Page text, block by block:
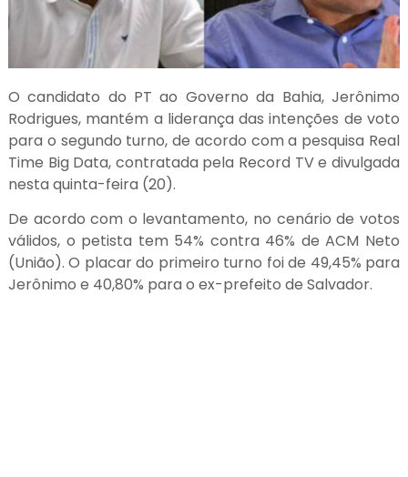
O candidato do PT ao Governo da Bahia, Jerônimo
Rodrigues, mantém a liderança das intenções de voto
para o segundo turno, de acordo com a pesquisa Real
Time Big Data, contratada pela Record TV e divulgada
nesta quinta-feira (20).
De acordo com o levantamento, no cenário de votos
válidos, o petista tem 54% contra 46% de ACM Neto
(União). O placar do primeiro turno foi de 49,45% para
Jerônimo e 40,80% para o ex-prefeito de Salvador.